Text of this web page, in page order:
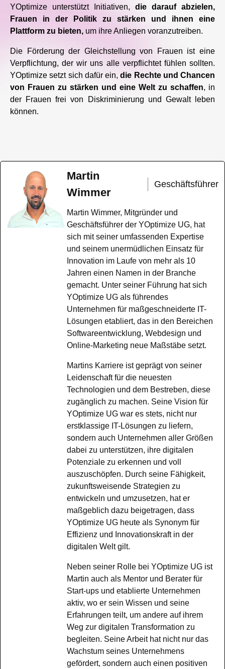
YOptimize unterstützt Initiativen, die darauf abzielen,
Frauen in der Politik zu stärken und ihnen eine
Plattform zu bieten, um ihre Anliegen voranzutreiben.
Die Förderung der Gleichstellung von Frauen ist eine
Verpflichtung, der wir uns alle verpflichtet fühlen sollten.
YOptimize setzt sich dafür ein,die Rechte und Chancen
von Frauen zu stärken und eine Welt zu schaffen, in
der Frauen frei von Diskriminierung und Gewalt leben
können.
Martin
Wimmer
Geschäftsführer
Martin Wimmer, Mitgründer und
Geschäftsführer der YOptimize UG, hat
sich mit seiner umfassenden Expertise
und seinem unermüdlichen Einsatz für
Innovation im Laufe von mehr als 10
Jahren einen Namen in der Branche
gemacht. Unter seiner Führung hat sich
YOptimize UG als führendes
Unternehmen für maßgeschneiderte IT-
Lösungen etabliert, das in den Bereichen
Softwareentwicklung, Webdesign und
Online-Marketing neue Maßstäbe setzt.
Martins Karriere ist geprägt von seiner
Leidenschaft für die neuesten
Technologien und dem Bestreben, diese
zugänglich zu machen. Seine Vision für
YOptimize UG war es stets, nicht nur
erstklassige IT-Lösungen zu liefern,
sondern auch Unternehmen aller Größen
dabei zu unterstützen, ihre digitalen
Potenziale zu erkennen und voll
auszuschöpfen. Durch seine Fähigkeit,
zukunftsweisende Strategien zu
entwickeln und umzusetzen, hat er
maßgeblich dazu beigetragen, dass
YOptimize UG heute als Synonym für
Effizienz und Innovationskraft in der
digitalen Welt gilt.
Neben seiner Rolle bei YOptimize UG ist
Martin auch als Mentor und Berater für
Start-ups und etablierte Unternehmen
aktiv, wo er sein Wissen und seine
Erfahrungen teilt, um andere auf ihrem
Weg zur digitalen Transformation zu
begleiten. Seine Arbeit hat nicht nur das
Wachstum seines Unternehmens
gefördert, sondern auch einen positiven